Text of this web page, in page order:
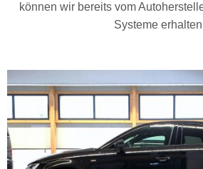
können wir bereits vom
Systeme